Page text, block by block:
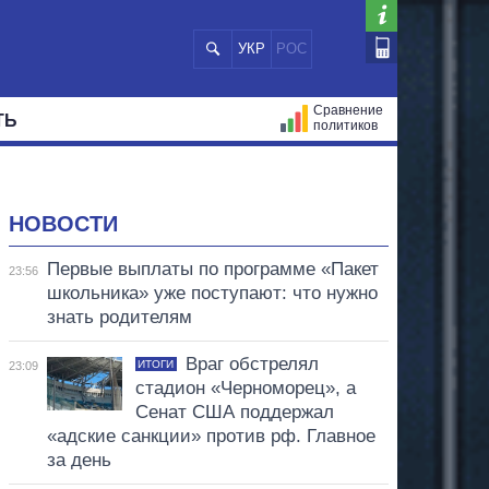
УКР РОС
Сравнение
политиков
НОВОСТИ
23:56
Первые выплаты по программе «Пакет
школьника» уже поступают: что нужно
знать родителям
23:09 ИТОГИ
Враг обстрелял
стадион «Черноморец», а
Сенат США поддержал
«адские санкции» против рф. Главное
за день